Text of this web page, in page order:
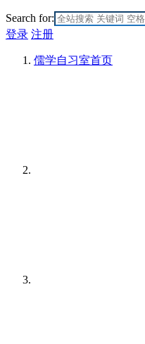
Search for:
登录 注册
儒学自习室首页